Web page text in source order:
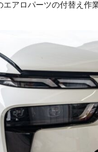
エアロパーツの付替え作